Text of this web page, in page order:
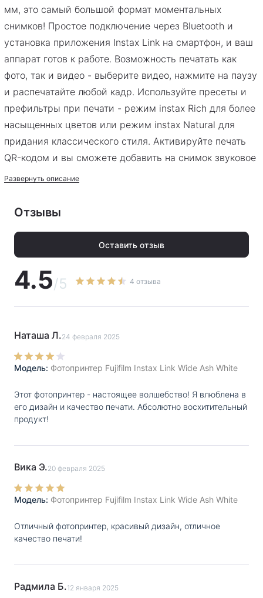
мм, это самый большой формат моментальных
снимков! Простое подключение через Bluetooth и
установка приложения Instax Link на смартфон, и ваш
аппарат готов к работе. Возможность печатать как
фото, так и видео - выберите видео, нажмите на паузу
и распечатайте любой кадр. Используйте пресеты и
префильтры при печати - режим instax Rich для более
насыщенных цветов или режим instax Natural для
придания классического стиля. Активируйте печать
QR-кодом и вы сможете добавить на снимок звуковое
сообщение! Или метку геопозиции, где было сделано
на сайт! В комплекте с принтером идет ремешок на
использования в стационарном положении. А еще
коллекция редактируемых шаблонов из более 30
видов, и ручное добавление новых - просто
набросайте экскиз сфотографируйте и новый шаблон
готов.
Развернуть описание
Отзывы
4.5/5 4 отзыва
Оставить отзыв
Наташа Л.24 февраля 2025
Модель: Фотопринтер Fujifilm Instax Link Wide Ash White
Этот фотопринтер - настоящее волшебство! Я влюблена в
его дизайн и качество печати. Абсолютно восхитительный
продукт!
Вика Э.20 февраля 2025
Модель: Фотопринтер Fujifilm Instax Link Wide Ash White
Отличный фотопринтер, красивый дизайн, отличное
качество печати!
Радмила Б.12 января 2025